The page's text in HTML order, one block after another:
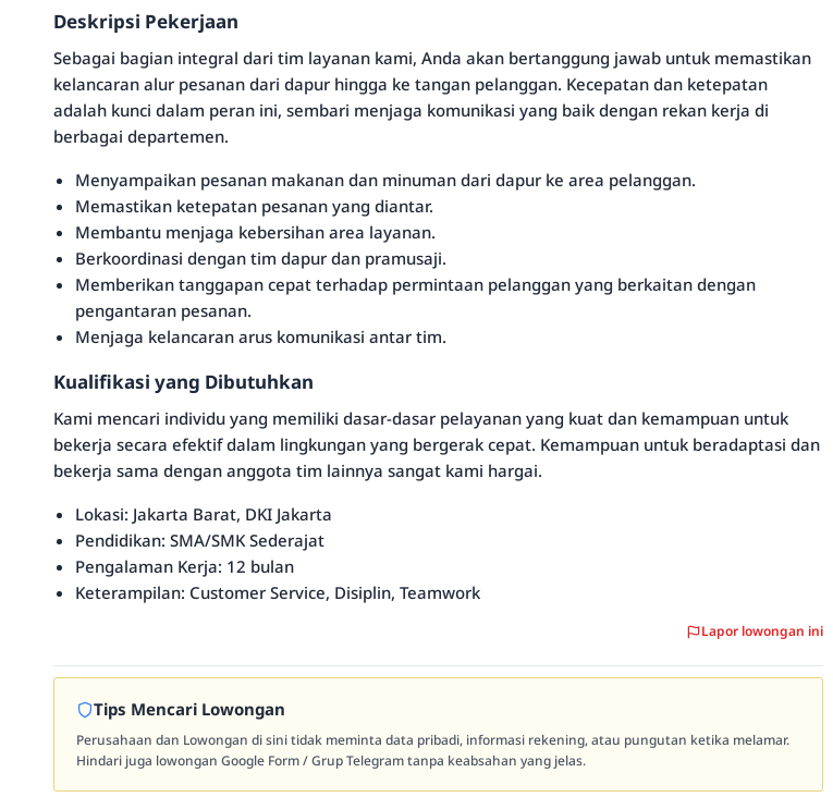
Deskripsi Pekerjaan
Sebagai bagian integral dari tim layanan kami, Anda akan bertanggung jawab untuk memastikan
kelancaran alur pesanan dari dapur hingga ke tangan pelanggan. Kecepatan dan ketepatan
adalah kunci dalam peran ini, sembari menjaga komunikasi yang baik dengan rekan kerja di
berbagai departemen.
Menyampaikan pesanan makanan dan minuman dari dapur ke area pelanggan.
Memastikan ketepatan pesanan yang diantar.
Membantu menjaga kebersihan area layanan.
Berkoordinasi dengan tim dapur dan pramusaji.
Memberikan tanggapan cepat terhadap permintaan pelanggan yang berkaitan dengan
pengantaran pesanan.
Menjaga kelancaran arus komunikasi antar tim.
Kualifikasi yang Dibutuhkan
Kami mencari individu yang memiliki dasar-dasar pelayanan yang kuat dan kemampuan untuk
bekerja secara efektif dalam lingkungan yang bergerak cepat. Kemampuan untuk beradaptasi dan
bekerja sama dengan anggota tim lainnya sangat kami hargai.
Lokasi: Jakarta Barat, DKI Jakarta
Pendidikan: SMA/SMK Sederajat
Pengalaman Kerja: 12 bulan
Keterampilan: Customer Service, Disiplin, Teamwork
Lapor lowongan ini
Tips Mencari Lowongan
Perusahaan dan Lowongan di sini tidak meminta data pribadi, informasi rekening, atau pungutan ketika melamar.
Hindari juga lowongan Google Form / Grup Telegram tanpa keabsahan yang jelas.